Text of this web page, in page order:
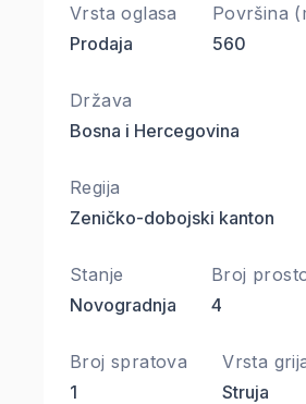
Vrsta oglasa
Prodaja
Površina
560
Država
Bosna i Hercegovina
Regija
Zeničko-dobojski kanton
Stanje
Novogradnja
Broj
4
Broj spratova
1
Vrsta
Struja